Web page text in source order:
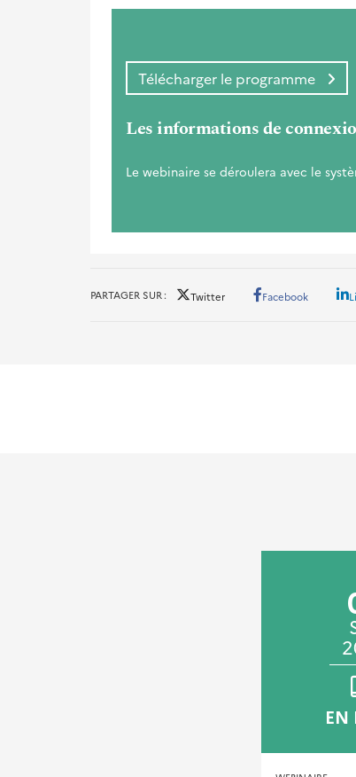
Télécharger le programme
Les informations de
Le webinaire se déroulera avec le
PARTAGER SUR Twitter Facebook
EN